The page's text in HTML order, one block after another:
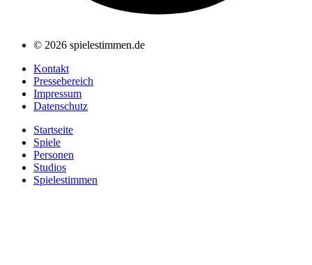
© 2026 spielestimmen.de
Kontakt
Pressebereich
Impressum
Datenschutz
Startseite
Spiele
Personen
Studios
Spielestimmen